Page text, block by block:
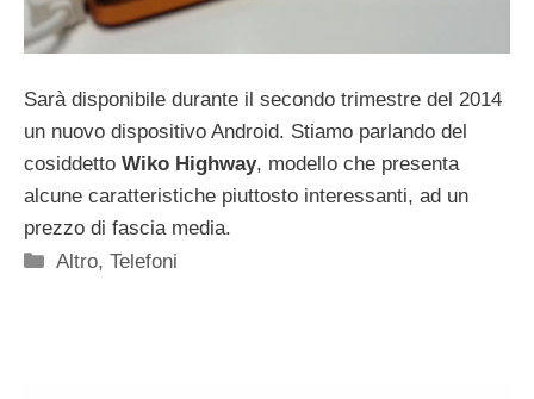
Sarà disponibile durante il secondo trimestre del 2014
un nuovo dispositivo Android. Stiamo parlando del
cosiddetto Wiko Highway, modello che presenta
alcune caratteristiche piuttosto interessanti, ad un
prezzo di fascia media.
Categorie
Altro,Telefoni